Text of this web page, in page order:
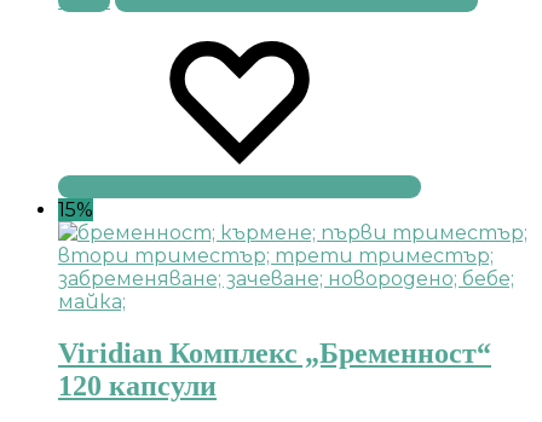
15%
Viridian Комплекс „Бременност“
120 капсули